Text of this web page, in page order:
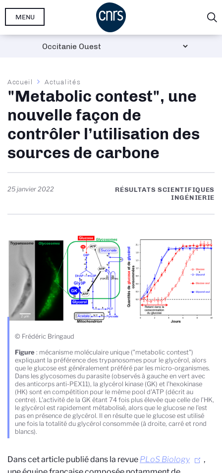
Aller
MENU
Fil
d'Ariane
Accueil Actualités
"Metabolic contest", une
nouvelle façon de
contrôler l’utilisation des
sources de carbone
25 janvier 2022
RÉSULTATS SCIENTIFIQUES
INGÉNIERIE
© Frédéric Bringaud
Figure : mécanisme moléculaire unique ("metabolic contest")
expliquant la préférence des trypanosomes pour le glycérol, alors
que le glucose est généralement préféré par les micro-organismes.
Dans les glycosomes du parasite (observés à gauche en vert avec
des anticorps anti-PEX11), la glycérol kinase (GK) et l'hexokinase
(HK) sont en compétition pour le même pool d'ATP (décrit au
centre). L'activité de la GK étant 74 fois plus élevée que celle de l’HK,
le glycérol est rapidement métabolisé, alors que le glucose ne l'est
pas en présence de glycérol. Il en résulte que le glucose est utilisé
une fois la totalité du glycérol consommée (à droite, carré et rond
blancs).
Dans cet article publié dans la revue PLoS Biology
,